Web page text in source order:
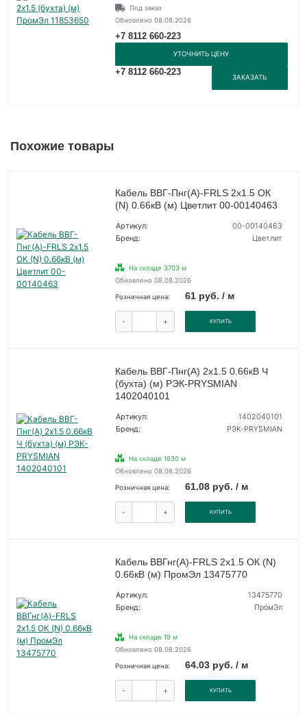
Под заказ
Обновлено 08.08.2026
+7 8112 660-223
УТОЧНИТЬ ЦЕНУ
+7 8112 660-223
ЗАКАЗАТЬ
Похожие товары
Кабель ВВГ-Пнг(А)-FRLS 2х1.5 ОК
(N) 0.66кВ (м) Цветлит 00-00140463
Артикул:
00-00140463
Бренд:
Цветлит
На складе 3703 м
Обновлено 08.08.2026
Розничная цена: 61 руб. / м
- + КУПИТЬ
Кабель ВВГ-Пнг(А) 2х1.5 0.66кВ Ч
(бухта) (м) РЭК-PRYSMIAN
1402040101
Артикул:
1402040101
Бренд:
РЭК-PRYSMIAN
На складе 1930 м
Обновлено 08.08.2026
Розничная цена: 61.08 руб. / м
- + КУПИТЬ
Кабель ВВГнг(А)-FRLS 2х1.5 ОК (N)
0.66кВ (м) ПромЭл 13475770
Артикул:
13475770
Бренд:
ПромЭл
На складе 19 м
Обновлено 08.08.2026
Розничная цена: 64.03 руб. / м
- + КУПИТЬ